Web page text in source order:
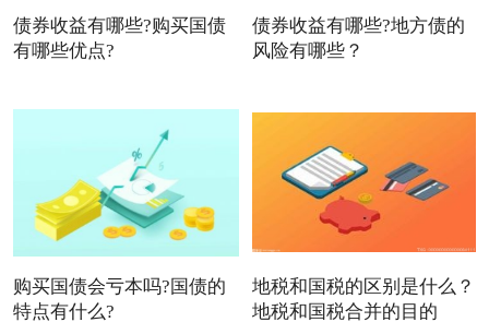
债券收益有哪些?购买国债
有哪些优点?
债券收益有哪些?地方债的
风险有哪些？
购买国债会亏本吗?国债的
特点有什么?
地税和国税的区别是什么？
地税和国税合并的目的